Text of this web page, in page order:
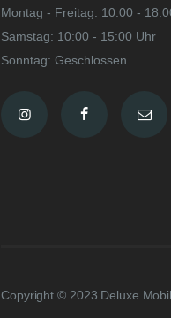
Montag - Freitag: 10:00 -
Samstag: 10:00 - 15:00 Uhr
Sonntag: Geschlossen
Copyright © 2023 Deluxe